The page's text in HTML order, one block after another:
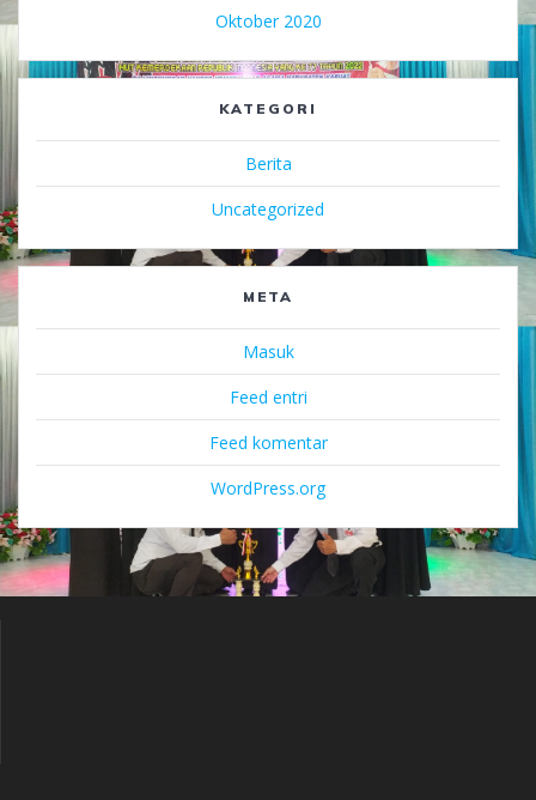
Oktober 2020
KATEGORI
Berita
Uncategorized
META
Masuk
Feed entri
Feed komentar
WordPress.org